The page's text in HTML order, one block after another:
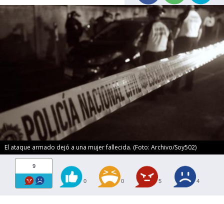
El ataque armado dejó a una mujer fallecida. (Foto: Archivo/Soy502)
9
0 0 5 4